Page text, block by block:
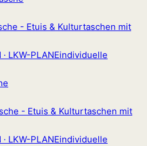
LKW-PLANEindividuelle
LKW-PLANEindividuelle